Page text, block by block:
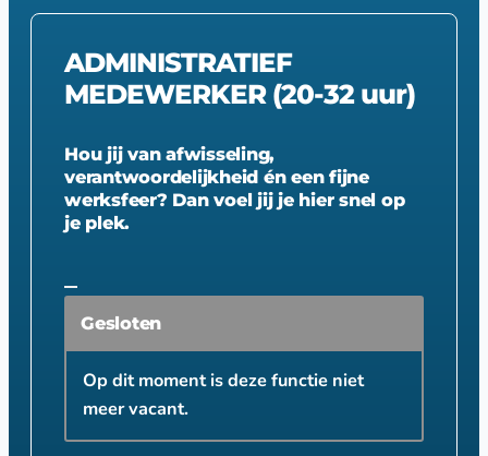
ADMINISTRATIEF
MEDEWERKER (20-32 uur)
Hou jij van afwisseling,
verantwoordelijkheid én een fijne
werksfeer? Dan voel jij je hier snel op
je plek.
Gesloten
Op dit moment is deze functie niet
meer vacant.